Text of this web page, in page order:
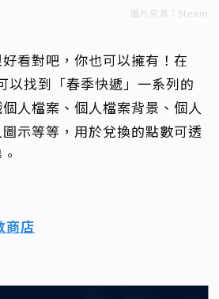
圖片來源：Steam
看對吧，你也可以擁有！在
以找到「春季快遞」一系列的
人檔案、個人檔案背景、個人
示等等，用於兌換的點數可透
商店